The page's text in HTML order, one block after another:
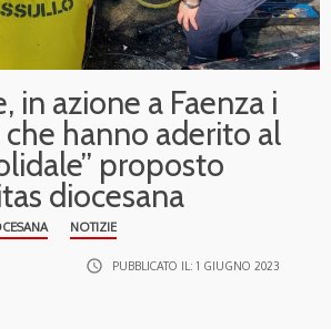
in azione a Faenza i
hanno aderito al
proposto
diocesana
NOTIZIE
access_time PUBBLICATO IL: 1 GIUGNO 2023